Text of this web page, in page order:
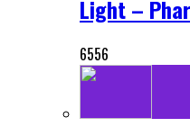
Light –
6556